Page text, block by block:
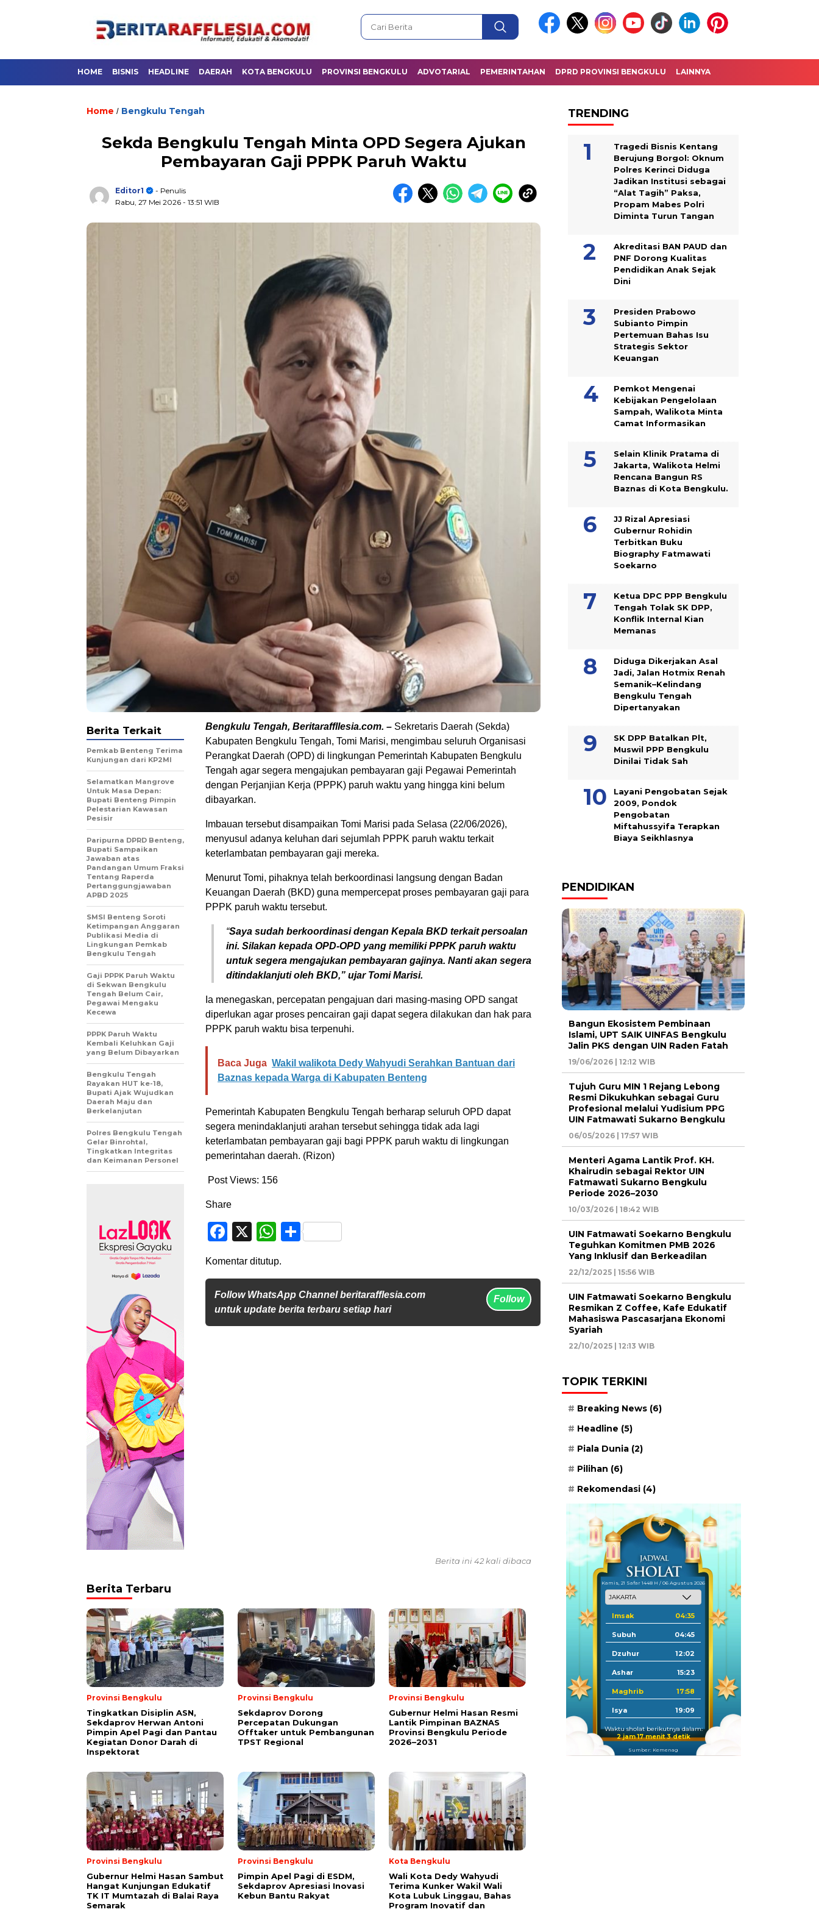
HOME BISNIS HEADLINE DAERAH KOTA BENGKULU PROVINSI BENGKULU ADVOTARIAL PEMERINTAHAN DPRD PROVINSI BENGKULU LAINNYA
Home / Bengkulu Tengah
Sekda Bengkulu Tengah Minta OPD Segera Ajukan
Pembayaran Gaji PPPK Paruh Waktu
Editor1
- Penulis
Rabu, 27 Mei 2026 - 13:51 WIB
Bengkulu Tengah, Beritaraffllesia.com. – Sekretaris Daerah (Sekda)
Kabupaten Bengkulu Tengah, Tomi Marisi, mengimbau seluruh Organisasi
Perangkat Daerah (OPD) di lingkungan Pemerintah Kabupaten Bengkulu
Tengah agar segera mengajukan pembayaran gaji Pegawai Pemerintah
dengan Perjanjian Kerja (PPPK) paruh waktu yang hingga kini belum
dibayarkan.
Imbauan tersebut disampaikan Tomi Marisi pada Selasa (22/06/2026),
menyusul adanya keluhan dari sejumlah PPPK paruh waktu terkait
keterlambatan pembayaran gaji mereka.
Menurut Tomi, pihaknya telah berkoordinasi langsung dengan Badan
Keuangan Daerah (BKD) guna mempercepat proses pembayaran gaji para
PPPK paruh waktu tersebut.
“Saya sudah berkoordinasi dengan Kepala BKD terkait persoalan
ini. Silakan kepada OPD-OPD yang memiliki PPPK paruh waktu
untuk segera mengajukan pembayaran gajinya. Nanti akan segera
ditindaklanjuti oleh BKD,” ujar Tomi Marisi.
Ia menegaskan, percepatan pengajuan dari masing-masing OPD sangat
diperlukan agar proses pencairan gaji dapat segera dilakukan dan hak para
PPPK paruh waktu bisa terpenuhi.
Baca Juga Wakil walikota Dedy Wahyudi Serahkan Bantuan dari
Baznas kepada Warga di Kabupaten Benteng
Pemerintah Kabupaten Bengkulu Tengah berharap seluruh OPD dapat
segera menindaklanjuti arahan tersebut sehingga tidak ada lagi
keterlambatan pembayaran gaji bagi PPPK paruh waktu di lingkungan
pemerintahan daerah. (Rizon)
Post Views: 156
Share
Facebook
X WhatsApp
Share
Komentar ditutup.
Follow WhatsApp Channel beritarafflesia.com
untuk update berita terbaru setiap hari
Follow
Berita Terkait
Pemkab Benteng Terima
Kunjungan dari KP2MI
Selamatkan Mangrove
Untuk Masa Depan:
Bupati Benteng Pimpin
Pelestarian Kawasan
Pesisir
Paripurna DPRD Benteng,
Bupati Sampaikan
Jawaban atas
Pandangan Umum Fraksi
Tentang Raperda
Pertanggungjawaban
APBD 2025
SMSI Benteng Soroti
Ketimpangan Anggaran
Publikasi Media di
Lingkungan Pemkab
Bengkulu Tengah
Gaji PPPK Paruh Waktu
di Sekwan Bengkulu
Tengah Belum Cair,
Pegawai Mengaku
Kecewa
PPPK Paruh Waktu
Kembali Keluhkan Gaji
yang Belum Dibayarkan
Bengkulu Tengah
Rayakan HUT ke-18,
Bupati Ajak Wujudkan
Daerah Maju dan
Berkelanjutan
Polres Bengkulu Tengah
Gelar Binrohtal,
Tingkatkan Integritas
dan Keimanan Personel
Berita ini 42 kali dibaca
Berita Terbaru
Provinsi Bengkulu
Tingkatkan Disiplin ASN,
Sekdaprov Herwan Antoni
Pimpin Apel Pagi dan Pantau
Kegiatan Donor Darah di
Inspektorat
Provinsi Bengkulu
Sekdaprov Dorong
Percepatan Dukungan
Offtaker untuk Pembangunan
TPST Regional
Provinsi Bengkulu
Gubernur Helmi Hasan Resmi
Lantik Pimpinan BAZNAS
Provinsi Bengkulu Periode
2026–2031
Provinsi Bengkulu
Gubernur Helmi Hasan Sambut
Hangat Kunjungan Edukatif
TK IT Mumtazah di Balai Raya
Semarak
Provinsi Bengkulu
Pimpin Apel Pagi di ESDM,
Sekdaprov Apresiasi Inovasi
Kebun Bantu Rakyat
Kota Bengkulu
Wali Kota Dedy Wahyudi
Terima Kunker Wakil Wali
Kota Lubuk Linggau, Bahas
Program Inovatif dan
TRENDING
Tragedi Bisnis Kentang
Berujung Borgol: Oknum
Polres Kerinci Diduga
Jadikan Institusi sebagai
“Alat Tagih” Paksa,
Propam Mabes Polri
Diminta Turun Tangan
Akreditasi BAN PAUD dan
PNF Dorong Kualitas
Pendidikan Anak Sejak
Dini
Presiden Prabowo
Subianto Pimpin
Pertemuan Bahas Isu
Strategis Sektor
Keuangan
Pemkot Mengenai
Kebijakan Pengelolaan
Sampah, Walikota Minta
Camat Informasikan
Selain Klinik Pratama di
Jakarta, Walikota Helmi
Rencana Bangun RS
Baznas di Kota Bengkulu.
JJ Rizal Apresiasi
Gubernur Rohidin
Terbitkan Buku
Biography Fatmawati
Soekarno
Ketua DPC PPP Bengkulu
Tengah Tolak SK DPP,
Konflik Internal Kian
Memanas
Diduga Dikerjakan Asal
Jadi, Jalan Hotmix Renah
Semanik–Kelindang
Bengkulu Tengah
Dipertanyakan
SK DPP Batalkan Plt,
Muswil PPP Bengkulu
Dinilai Tidak Sah
Layani Pengobatan Sejak
2009, Pondok
Pengobatan
Miftahussyifa Terapkan
Biaya Seikhlasnya
PENDIDIKAN
Bangun Ekosistem Pembinaan
Islami, UPT SAIK UINFAS Bengkulu
Jalin PKS dengan UIN Raden Fatah
19/06/2026 | 12:12 WIB
Tujuh Guru MIN 1 Rejang Lebong
Resmi Dikukuhkan sebagai Guru
Profesional melalui Yudisium PPG
UIN Fatmawati Sukarno Bengkulu
06/05/2026 | 17:57 WIB
Menteri Agama Lantik Prof. KH.
Khairudin sebagai Rektor UIN
Fatmawati Sukarno Bengkulu
Periode 2026–2030
10/03/2026 | 18:42 WIB
UIN Fatmawati Soekarno Bengkulu
Teguhkan Komitmen PMB 2026
Yang Inklusif dan Berkeadilan
22/12/2025 | 15:56 WIB
UIN Fatmawati Soekarno Bengkulu
Resmikan Z Coffee, Kafe Edukatif
Mahasiswa Pascasarjana Ekonomi
Syariah
22/10/2025 | 12:13 WIB
TOPIK TERKINI
Breaking News (6)
Headline (5)
Piala Dunia (2)
Pilihan (6)
Rekomendasi (4)
Kamis, 21 Safar 1448 H / 06 Agustus 2026
Imsak 04:35
Subuh 04:45
Dzuhur 12:02
Ashar 15:23
Maghrib 17:58
Isya 19:09
Waktu sholat berikutnya dalam:
2 jam 17 menit 2 detik
Sumber: Kemenag